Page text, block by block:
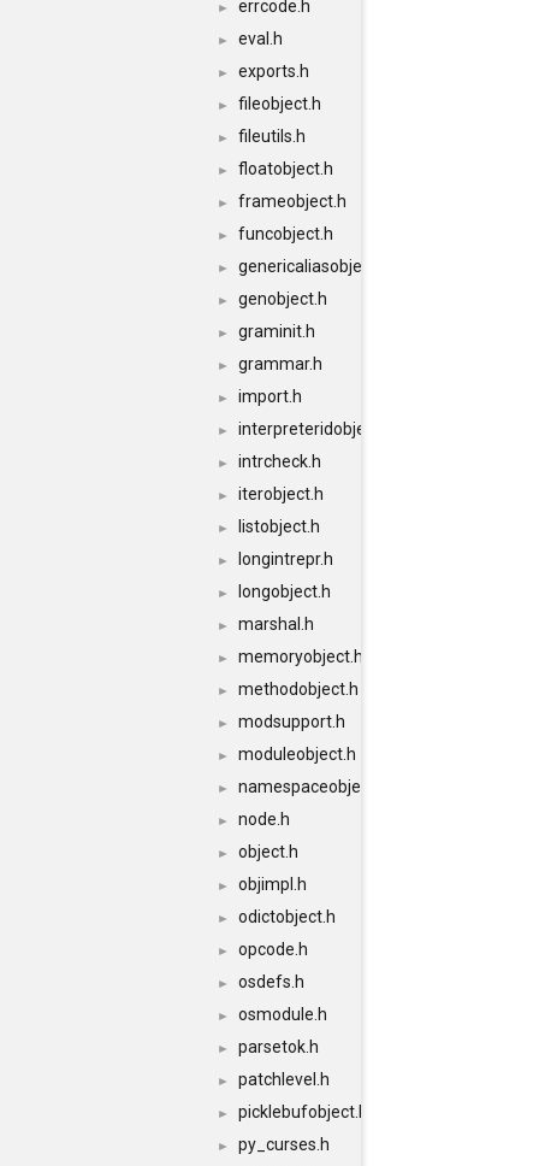
► errcode.h
► eval.h
► exports.h
► fileobject.h
► fileutils.h
► floatobject.h
► frameobject.h
► funcobject.h
► genericaliasobject.h
► genobject.h
► graminit.h
► grammar.h
► import.h
► interpreteridobject.h
► intrcheck.h
► iterobject.h
► listobject.h
► longintrepr.h
► longobject.h
► marshal.h
► memoryobject.h
► methodobject.h
► modsupport.h
► moduleobject.h
► namespaceobject.h
► node.h
► object.h
► objimpl.h
► odictobject.h
► opcode.h
► osdefs.h
► osmodule.h
► parsetok.h
► patchlevel.h
► picklebufobject.h
► py_curses.h